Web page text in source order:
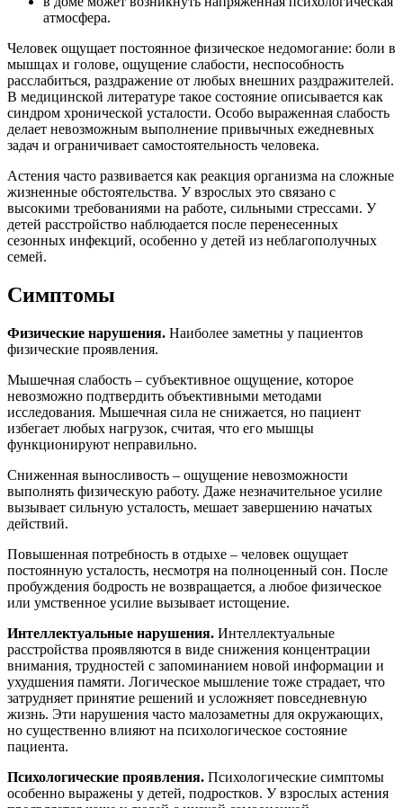
атмосфера.
Человек ощущает постоянное физическое недомогание: боли в
мышцах и голове, ощущение слабости, неспособность
расслабиться, раздражение от любых внешних раздражителей.
В медицинской литературе такое состояние описывается как
синдром хронической усталости. Особо выраженная слабость
делает невозможным выполнение привычных ежедневных
задач и ограничивает самостоятельность человека.
Астения часто развивается как реакция организма на сложные
жизненные обстоятельства. У взрослых это связано с
высокими требованиями на работе, сильными стрессами. У
детей расстройство наблюдается после перенесенных
сезонных инфекций, особенно у детей из неблагополучных
семей.
Симптомы
Физические нарушения. Наиболее заметны у пациентов
физические проявления.
Мышечная слабость – субъективное ощущение, которое
невозможно подтвердить объективными методами
исследования. Мышечная сила не снижается, но пациент
избегает любых нагрузок, считая, что его мышцы
функционируют неправильно.
Сниженная выносливость – ощущение невозможности
выполнять физическую работу. Даже незначительное усилие
вызывает сильную усталость, мешает завершению начатых
действий.
Повышенная потребность в отдыхе – человек ощущает
постоянную усталость, несмотря на полноценный сон. После
пробуждения бодрость не возвращается, а любое физическое
или умственное усилие вызывает истощение.
Интеллектуальные нарушения. Интеллектуальные
расстройства проявляются в виде снижения концентрации
внимания, трудностей с запоминанием новой информации и
ухудшения памяти. Логическое мышление тоже страдает, что
затрудняет принятие решений и усложняет повседневную
жизнь. Эти нарушения часто малозаметны для окружающих,
но существенно влияют на психологическое состояние
пациента.
Психологические проявления. Психологические симптомы
особенно выражены у детей, подростков. У взрослых астения